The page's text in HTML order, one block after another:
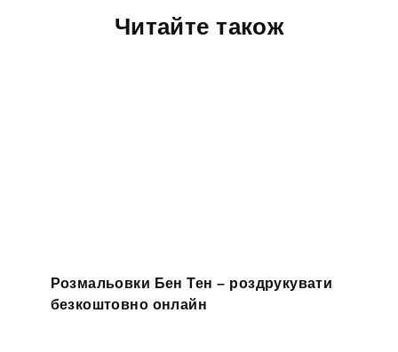
Читайте також
Розмальовки Бен Тен – роздрукувати
безкоштовно онлайн